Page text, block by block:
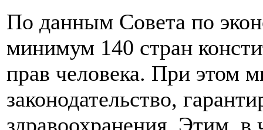
По данным Совета по
минимум 140 стран
прав человека. При этом
законодательство,
здравоохранения. Этим, в